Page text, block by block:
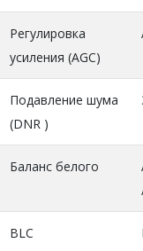
Регулировка
усиления (AGC)
Подавление шума
(DNR )
Баланс белого
BLC